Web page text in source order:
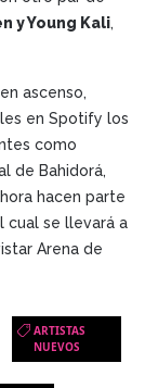
y Young Kali,
ascenso,
en Spotify los
como
de Bahidorá,
hacen parte
cual se llevará a
Arena de
ARTISTAS
NUEVOS